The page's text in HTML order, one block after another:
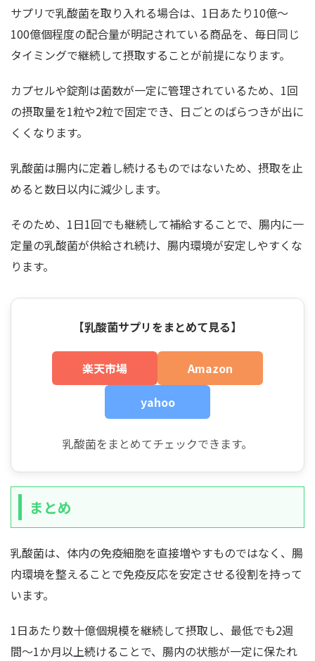
サプリで乳酸菌を取り入れる場合は、1日あたり10億〜
100億個程度の配合量が明記されている商品を、毎日同じ
タイミングで継続して摂取することが前提になります。
カプセルや錠剤は菌数が一定に管理されているため、1回
の摂取量を1粒や2粒で固定でき、日ごとのばらつきが出に
くくなります。
乳酸菌は腸内に定着し続けるものではないため、摂取を止
めると数日以内に減少します。
そのため、1日1回でも継続して補給することで、腸内に一
定量の乳酸菌が供給され続け、腸内環境が安定しやすくな
ります。
【乳酸菌サプリをまとめて見る】
楽天市場
Amazon
yahoo
乳酸菌をまとめてチェックできます。
まとめ
乳酸菌は、体内の免疫細胞を直接増やすものではなく、腸
内環境を整えることで免疫反応を安定させる役割を持って
います。
1日あたり数十億個規模を継続して摂取し、最低でも2週
間〜1か月以上続けることで、腸内の状態が一定に保たれ